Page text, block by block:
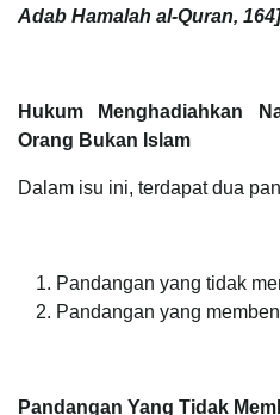
Adab Hamalah al-Quran, 164]
Hukum Menghadiahkan
Orang Bukan Islam
Dalam isu ini, terdapat dua
Pandangan yang tidak
Pandangan yang
Pandangan Yang Tidak